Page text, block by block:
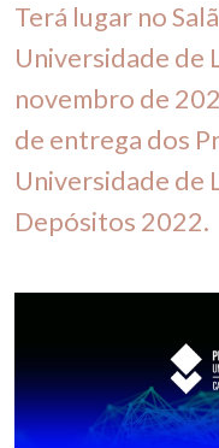
Terá lugar no
Universidade de
novembro de
de entrega dos
Universidade de
Depósitos 2022.